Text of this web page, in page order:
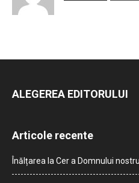
ALEGEREA EDITORULUI
Articole recente
Înălțarea la Cer a Domnului